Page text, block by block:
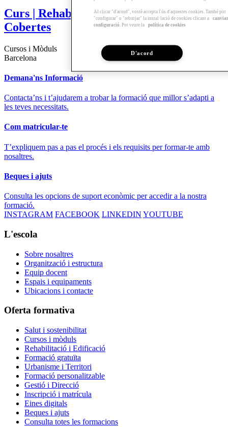
Curs | Rehabilitació de Façanes i
Cobertes
Cursos i Mòduls
Barcelona
Demana'ns Informació
Contacta’ns i t’ajudarem a trobar la formació que millor s’adapti a
les teves necessitats.
Com matricular-te
T’expliquem pas a pas el procés i els requisits per formar-te amb
nosaltres.
Beques i ajuts
Consulta les opcions de suport econòmic per accedir a la nostra
formació.
INSTAGRAM FACEBOOK LINKEDIN YOUTUBE
L'escola
Sobre nosaltres
Organització i estructura
Equip docent
Espais i equipaments
Ubicacions i contacte
Oferta formativa
Salut i sostenibilitat
Cursos i mòduls
Rehabilitació i Edificació
Formació gratuïta
Urbanisme i Territori
Formació personalitzable
Gestió i Direcció
Inscripció i matrícula
Eines digitals
Beques i ajuts
Consulta totes les formacions
Al clicar "d'acord", vostè accepta l'ús d'aquestes cookies. També pot
"configurar" o "rebutjar" la instal·lació de cookies clicant a
canviar
configuració . Pot veure la política de cookies
D'acord